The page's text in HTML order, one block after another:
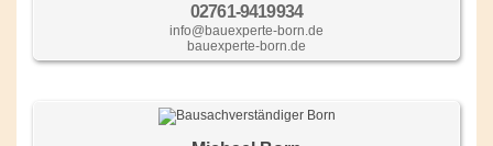
02761-9419934
info@bauexperte-born.de
bauexperte-born.de